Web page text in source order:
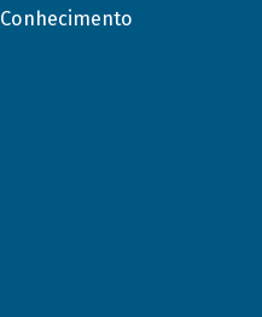
Conhecimento